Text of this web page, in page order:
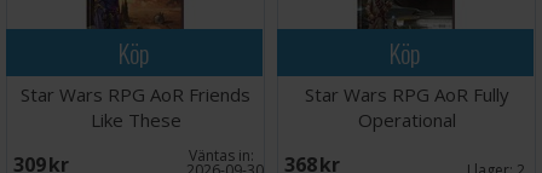
Köp
Star Wars RPG AoR Friends
Like These
309 SEK Väntas in:
Köp
Star Wars RPG AoR Fully
Operational
368 SEK